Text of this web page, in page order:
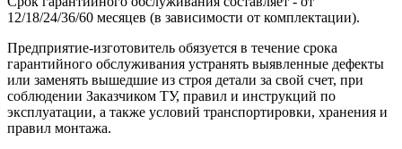
12/18/24/36/60 месяцев (в зависимости от комплектации).
Предприятие-изготовитель обязуется в течение срока
гарантийного обслуживания устранять выявленные дефекты
или заменять вышедшие из строя детали за свой счет, при
соблюдении Заказчиком ТУ, правил и инструкций по
эксплуатации, а также условий транспортировки, хранения и
правил монтажа.